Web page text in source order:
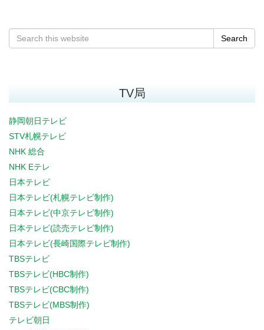
Search
TV局
静岡朝日テレビ
STV札幌テレビ
NHK 総合
NHK Eテレ
日本テレビ
日本テレビ(札幌テレビ制作)
日本テレビ(中京テレビ制作)
日本テレビ(読売テレビ制作)
日本テレビ(長崎国際テレビ制作)
TBSテレビ
TBSテレビ(HBC制作)
TBSテレビ(CBC制作)
TBSテレビ(MBS制作)
テレビ朝日